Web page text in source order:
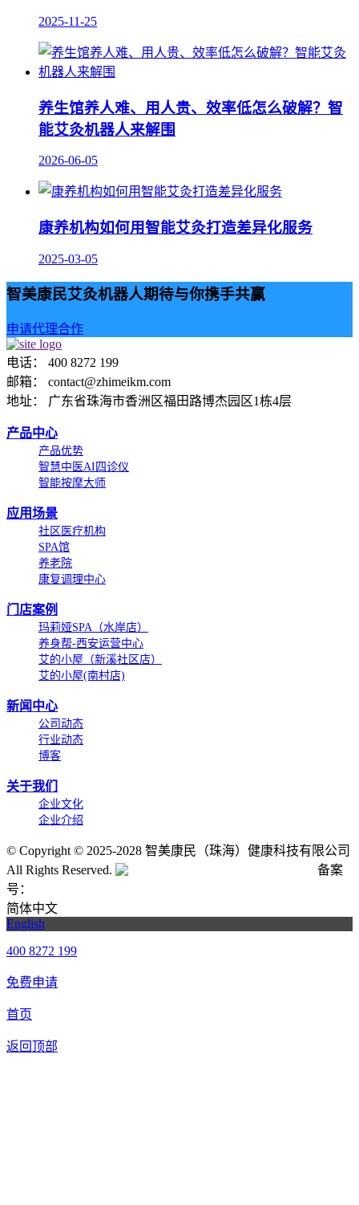
2025-11-25
养生馆养人难、用人贵、效率低怎么破解？智
能艾灸机器人来解围
2026-06-05
康养机构如何用智能艾灸打造差异化服务
2025-03-05
智美康民艾灸机器人期待与你携手共赢
申请代理合作
电话： 400 8272 199
邮箱： contact@zhimeikm.com
地址： 广东省珠海市香洲区福田路博杰园区1栋4层
产品中心
产品优势
智慧中医AI四诊仪
智能按摩大师
应用场景
社区医疗机构
SPA馆
养老院
康复调理中心
门店案例
玛莉娅SPA（水岸店）
养身帮-西安运营中心
艾的小屋（新溪社区店）
艾的小屋(南村店)
新闻中心
公司动态
行业动态
博客
关于我们
企业文化
企业介绍
© Copyright © 2025-2028 智美康民（珠海）健康科技有限公司
All Rights Reserved.
备案
号：
简体中文
English
400 8272 199
免费申请
首页
返回顶部